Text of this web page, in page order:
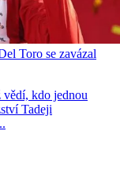
Toro se zavázal
vědí, kdo jednou
Tadeji